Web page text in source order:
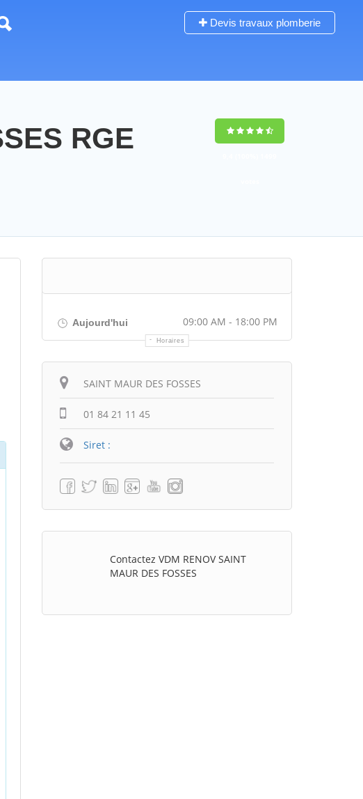
Devis travaux plomberie
RGE
Aujourd'hui 09:00 AM - 18:00 PM
Horaires
SAINT MAUR DES FOSSES
01 84 21 11 45
Siret :
Contactez VDM RENOV SAINT
MAUR DES FOSSES